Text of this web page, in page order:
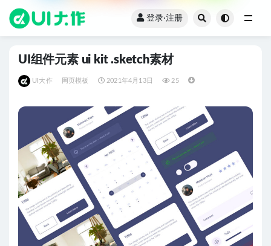
登录·注册
UI组件元素 ui kit .sketch素材
UI大作 网页模板 2021年4月13日 25